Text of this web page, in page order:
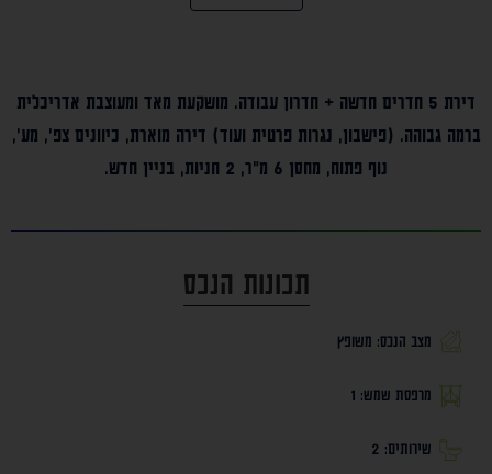
דירת 5 חדרים חדשה + חדרון עבודה. מושקעת מאד ומעוצבת אדריכלית
ברמה גבוהה. (פישבון, נגרות פרטית ועוד) דירה מוארת, כיוונים צפ’, מע’,
נוף פתוח, מחסן 6 מ”ר, 2 חניות, בניין חדש.
תכונות הנכס
מצב הנכס: משופץ
מרפסת שמש: 1
שירותים: 2